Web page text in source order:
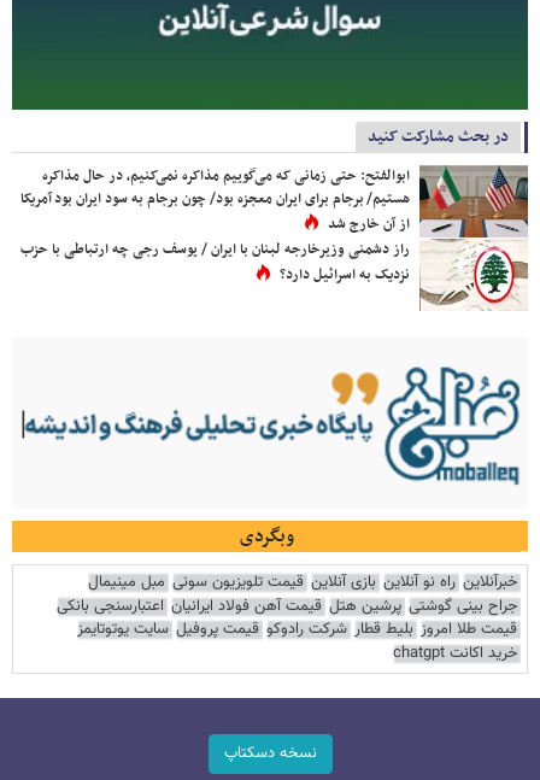
در بحث مشارکت کنید
ابوالفتح: حتی زمانی که می‌گوییم مذاکره نمی‌کنیم، در حال مذاکره
هستیم/ برجام برای ایران معجزه بود/ چون برجام به سود ایران بود آمریکا
از آن خارج شد
راز دشمنی وزیرخارجه لبنان با ایران / یوسف رجی چه ارتباطی با حزب
نزدیک به اسرائیل دارد؟
وبگردی
خبرآنلاین راه نو آنلاین بازی آنلاین قیمت تلویزیون سونی مبل مینیمال
جراح بینی گوشتی پرشین هتل قیمت آهن فولاد ایرانیان اعتبارسنجی بانکی
قیمت طلا امروز بلیط قطار شرکت رادوکو قیمت پروفیل سایت یوتوتایمز
خرید اکانت chatgpt
نسخه دسکتاپ